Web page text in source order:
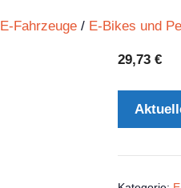
E-Fahrzeuge / E-Bikes und
29,73€